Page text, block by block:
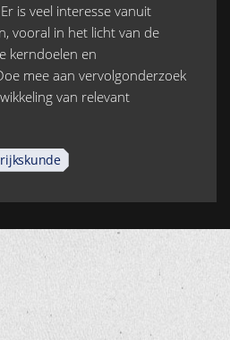
is veel interesse vanuit
vooral in het licht van de
kerndoelen en
mee aan vervolgonderzoek
van relevant